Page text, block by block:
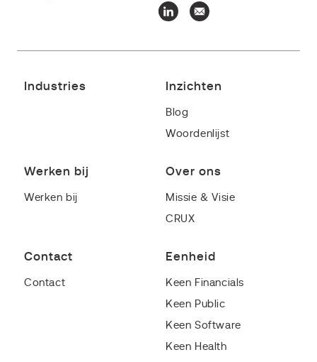
Industries Inzichten
Blog
Woordenlijst
Werken bij
Werken bij
Over ons
Missie & Visie
CRUX
Contact
Contact
Eenheid
Keen Financials
Keen Public
Keen Software
Keen Health